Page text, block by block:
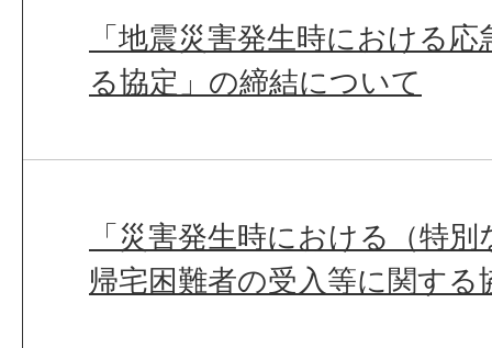
「地震災害発生時における
る協定」の締結について
「災害発生時における（特
帰宅困難者の受入等に関する